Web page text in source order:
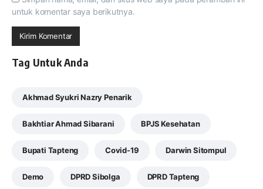
untuk komentar saya berikutnya.
Tag Untuk Anda
Akhmad Syukri Nazry Penarik
Bakhtiar Ahmad Sibarani BPJS Kesehatan
Bupati Tapteng Covid-19 Darwin Sitompul
Demo DPRD Sibolga DPRD Tapteng